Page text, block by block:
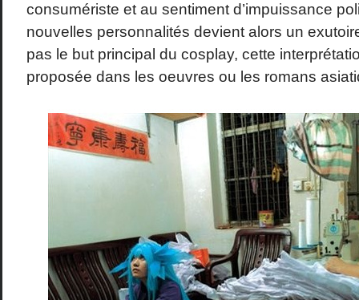
consumériste et au sentiment d’impuissance
nouvelles personnalités devient alors un
pas le but principal du cosplay, cette
proposée dans les oeuvres ou les romans